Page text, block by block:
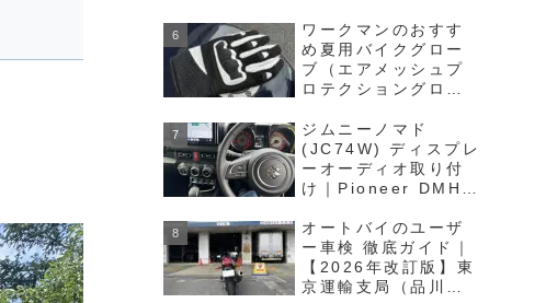
ワークマンのおすす
め夏用バイクグロー
ブ（エアメッシュプ
ロテクショングロー
ジムニーノマド
(JC74W) ディスプレ
ーオーディオ取り付
け｜Pioneer DMH-
取り付け
オートバイのユーザ
ー車検 徹底ガイド｜
【2026年改訂版】東
京運輸支局（品川陸